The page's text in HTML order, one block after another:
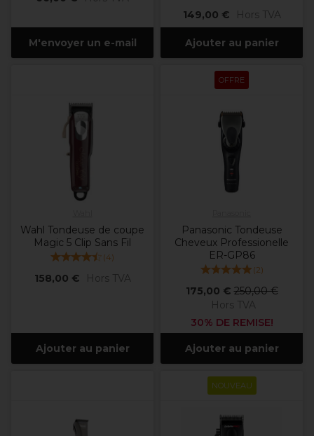
M'envoyer un e-mail
149,00 € Hors TVA
Ajouter au panier
Wahl Tondeuse de coupe
Magic 5 Clip Sans Fil
(4)
158,00 € Hors TVA
Ajouter au panier
OFFRE
Panasonic Tondeuse
Cheveux Professionelle
ER-GP86
(2)
175,00 € 250,00 €
Hors TVA
30% DE REMISE!
Ajouter au panier
NOUVEAU